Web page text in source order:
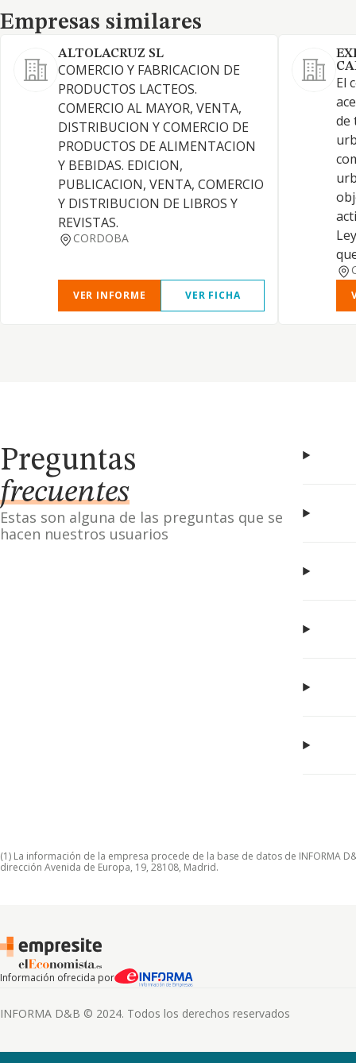
Empresas similares
Empresas similares
ALTOLACRUZ SL
COMERCIO Y FABRICACION DE
PRODUCTOS LACTEOS.
COMERCIO AL MAYOR, VENTA,
DISTRIBUCION Y COMERCIO DE
PRODUCTOS DE ALIMENTACION
Y BEBIDAS. EDICION,
PUBLICACION, VENTA, COMERCIO
Y DISTRIBUCION DE LIBROS Y
REVISTAS.
CORDOBA
VER INFORME VER FICHA
El
de
Preguntas
frecuentes
Estas son alguna de las preguntas que se
hacen nuestros usuarios
(1) La información de la empresa procede de la base de datos de INFORMA
dirección Avenida de Europa, 19, 28108, Madrid.
Información ofrecida por
INFORMA D&B © 2024. Todos los derechos reservados